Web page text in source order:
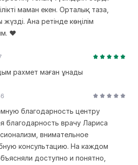
маман екен. Орталық таза,
Ана ретінде көңілім
❤️
рахмет маған ұнады
благодарность центру
врачу Лариса
внимательное
консультацию. На каждом
доступно и понятно,